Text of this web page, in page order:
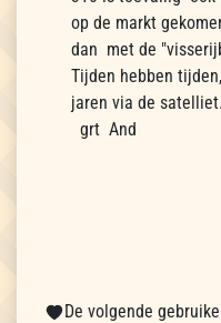
op de markt
dan met de
Tijden hebben
jaren via de satelliet.
grt And
De volgende